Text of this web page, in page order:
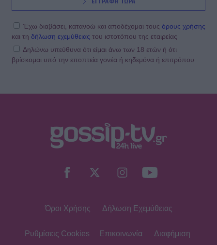
ΕΓΓΡΑΦΗ ΤΩΡΑ
Έχω διαβάσει, κατανοώ και αποδέχομαι τους όρους χρήσης
και τη δήλωση εχεμύθειας του ιστοτόπου της εταιρείας
Δηλώνω υπεύθυνα ότι είμαι άνω των 18 ετών ή ότι
βρίσκομαι υπό την εποπτεία γονέα ή κηδεμόνα ή επιτρόπου
Όροι Χρήσης Δήλωση Εχεμύθειας
Ρυθμίσεις Cookies Επικοινωνία Διαφήμιση